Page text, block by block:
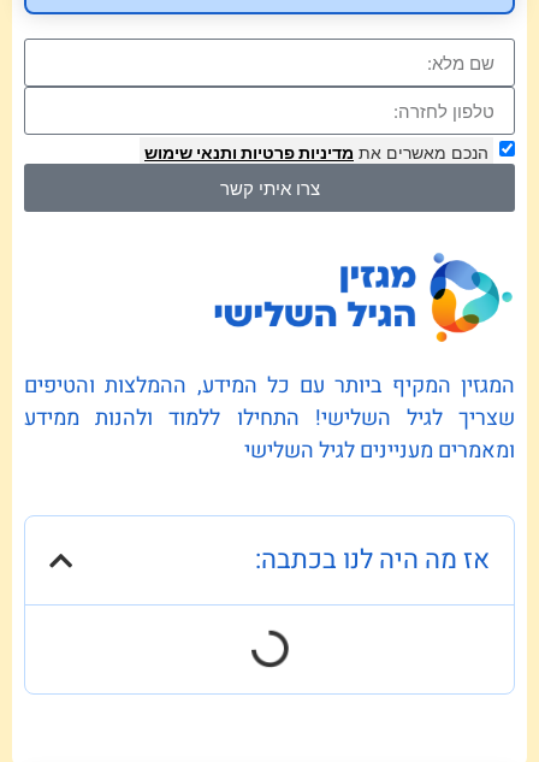
הנכם מאשרים את מדיניות פרטיות ותנאי שימוש
צרו איתי קשר
המגזין המקיף ביותר עם כל המידע, ההמלצות והטיפים
שצריך לגיל השלישי! התחילו ללמוד ולהנות ממידע
ומאמרים מעניינים לגיל השלישי
אז מה היה לנו בכתבה: